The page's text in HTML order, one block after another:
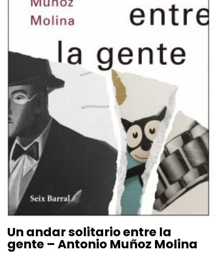
Un andar solitario entre la
gente – Antonio Muñoz Molina